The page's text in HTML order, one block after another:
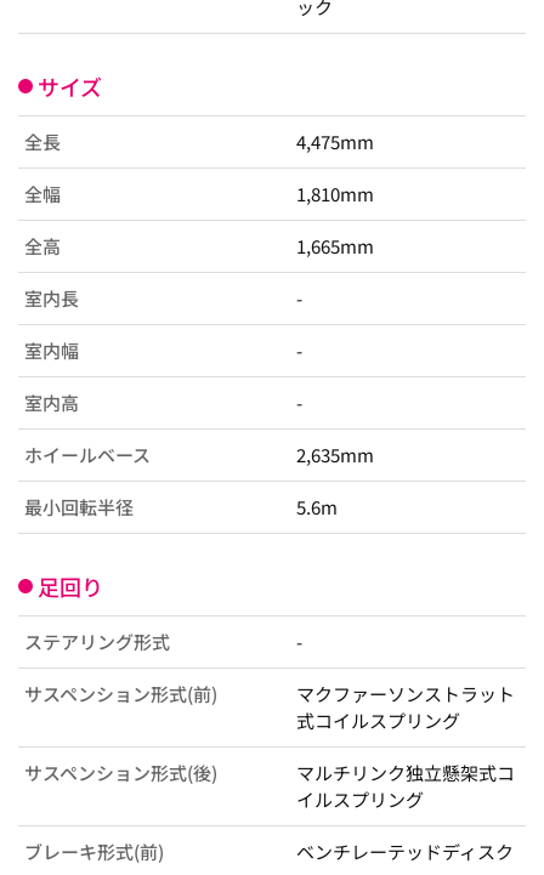
ック
サイズ
全長 4,475mm
全幅 1,810mm
全高 1,665mm
室内長 -
室内幅 -
室内高 -
ホイールベース 2,635mm
最小回転半径 5.6m
足回り
ステアリング形式 -
サスペンション形式(前)
マクファーソンストラット
式コイルスプリング
サスペンション形式(後)
マルチリンク独立懸架式コ
イルスプリング
ブレーキ形式(前) ベンチレーテッドディスク